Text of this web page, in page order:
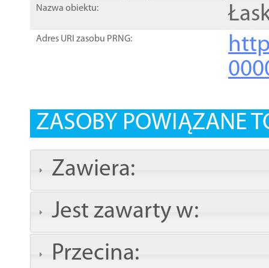
Nazwa obiektu:
Adres URI zasobu PRNG:
ZASOBY POWIĄZANE
Zawiera:
Jest zawarty w:
Przecina: